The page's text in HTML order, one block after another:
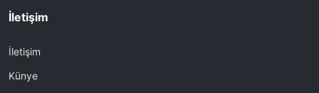
İletişim
İletişim
Künye